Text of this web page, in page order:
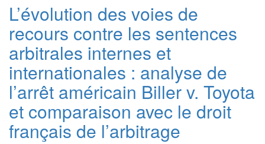
L’évolution des voies de
recours contre les sentences
arbitrales internes et
internationales : analyse de
l’arrêt américain Biller v. Toyota
et comparaison avec le droit
français de l’arbitrage